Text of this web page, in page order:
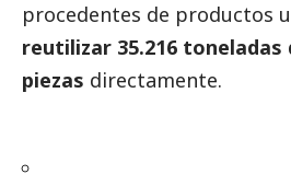
procedentes de productos
reutilizar 35.216
piezas directamente.